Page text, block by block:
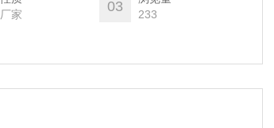
光伏行业检测工作高效化、安全化
家
03
233